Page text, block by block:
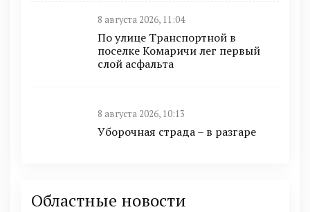
8 августа 2026, 11:04
По улице Транспортной в
поселке Комаричи лег первый
слой асфальта
8 августа 2026, 10:13
Уборочная страда – в разгаре
Областные новости